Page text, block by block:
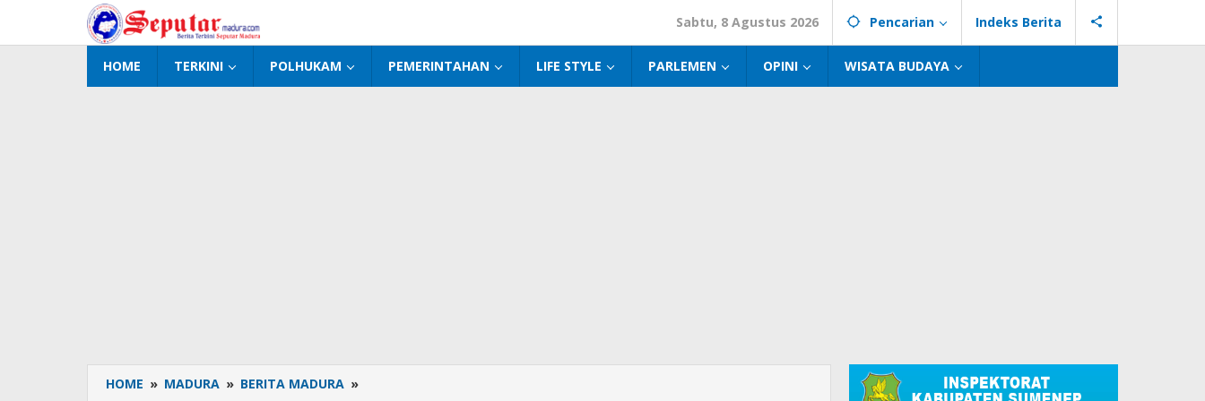
konten
Sabtu, 8 Agustus 2026 Pencarian Indeks Berita
HOME TERKINI POLHUKAM PEMERINTAHAN LIFE STYLE PARLEMEN OPINI WISATA BUDAYA
HOME » MADURA » BERITA MADURA »